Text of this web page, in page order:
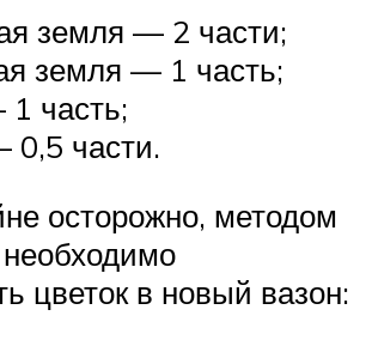
земля — 2 части;
земля — 1 часть;
часть;
0,5 части.
осторожно, методом
цветок в новый вазон: